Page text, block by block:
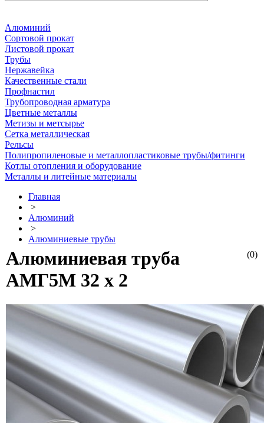
Алюминий
Сортовой прокат
Листовой прокат
Трубы
Нержавейка
Качественные стали
Профнастил
Трубопроводная арматура
Цветные металлы
Метизы и метсырье
Сетка металлическая
Рельсы
Полипропиленовые и металлопластиковые трубы/фитинги
Котлы отопления и оборудование
Металлы и литейные материалы
Главная
>
Алюминий
>
Алюминиевые трубы
(0)
Алюминиевая труба
АМГ5М 32 х 2